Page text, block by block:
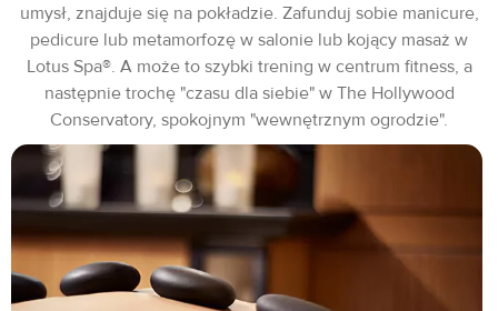
umysł, znajduje się na pokładzie. Zafunduj sobie manicure,
pedicure lub metamorfozę w salonie lub kojący masaż w
Lotus Spa®. A może to szybki trening w centrum fitness, a
następnie trochę "czasu dla siebie" w The Hollywood
Conservatory, spokojnym "wewnętrznym ogrodzie".